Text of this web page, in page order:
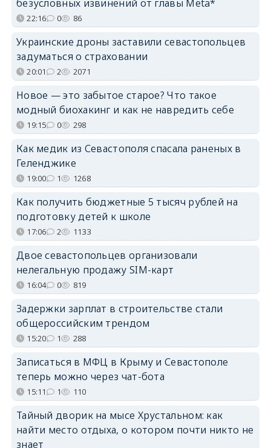
безусловных извинений от главы Meta*
22:16 0 86
Украинские дроны заставили севастопольцев
задуматься о страховании
20:01 2 2071
Новое — это забытое старое? Что такое
модный биохакинг и как не навредить себе
19:15 0 298
Как медик из Севастополя спасала раненых в
Геленджике
19:00 1 1268
Как получить бюджетные 5 тысяч рублей на
подготовку детей к школе
17:06 2 1133
Двое севастопольцев организовали
нелегальную продажу SIM-карт
16:04 0 819
Задержки зарплат в строительстве стали
общероссийским трендом
15:20 1 288
Записаться в МФЦ в Крыму и Севастополе
теперь можно через чат-бота
15:11 1 110
Тайный дворик на мысе Хрустальном: как
найти место отдыха, о котором почти никто не
знает